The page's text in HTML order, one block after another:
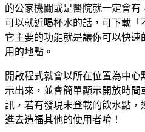
的公家機關或是醫院就一定會
可以就近喝杯水的話，可下載「
它主要的功能就是讓你可以快
用的地點。
開啟程式就會以所在位置為中
示出來，並會簡單顯示開放時
訊，若有發現未登載的飲水點
進去造福其他的使用者唷！